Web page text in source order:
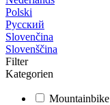
Polski
Русский
Slovenčina
Slovenščina
Filter
Kategorien
Mountainbike